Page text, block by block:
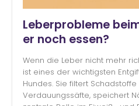
Leberprobleme
er noch essen?
Wenn die Leber nicht mehr
ist eines der wichtigsten
Hundes. Sie filtert
Verdauungssäfte, speichert